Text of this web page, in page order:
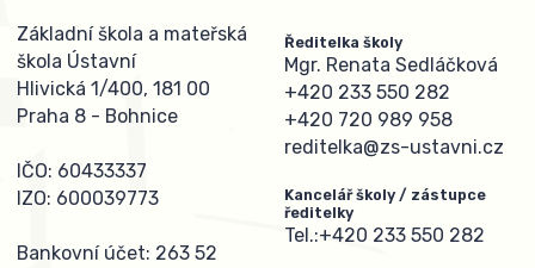
Základní škola a mateřská
škola Ústavní
Hlivická 1/400, 181 00
Praha 8 - Bohnice
IČO: 60433337
IZO: 600039773
Bankovní účet: 263 52
Ředitelka školy
Mgr. Renata Sedláčková
+420 233 550 282
+420 720 989 958
reditelka@zs-ustavni.cz
Kancelář školy / zástupce
ředitelky
Tel.:+420 233 550 282